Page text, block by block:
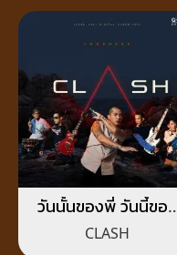
วันนั้นของพี่ วันนี้ของ
น้อง
CLASH